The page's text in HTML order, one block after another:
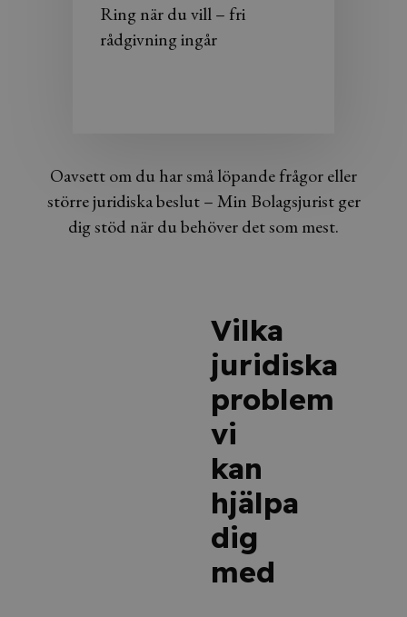
Ring när du vill – fri
rådgivning ingår
Oavsett om du har små löpande frågor eller
större juridiska beslut – Min Bolagsjurist ger
dig stöd när du behöver det som mest.
Vilka
juridiska
problem
vi
kan
hjälpa
dig
med